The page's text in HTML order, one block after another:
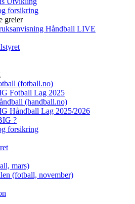
forsikring
greier
Håndball LIVE
(fotball.no)
Fotball Lag 2025
(handball.no)
Håndball Lag 2025/2026
?
forsikring
mars)
(fotball, november)